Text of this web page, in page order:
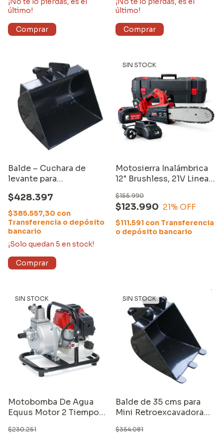
último!
último!
Balde – Cuchara de
levante para
Equus de 60 cms.
$428.397
$385.557,30 con
Transferencia o depósito
bancario
¡Solo quedan 5 en stock!
SIN STOCK
Motosierra Inalámbrica
12" Brushless, 21V Linea
cargador
$123.990
$155.990
21% OFF
$111.591 con Transferencia
o depósito bancario
SIN STOCK
Motobomba De Agua
Equus Motor 2 Tiempos
$230.251
SIN STOCK
Balde de 35 cms para
Mini Retroexcavadora
$354.081